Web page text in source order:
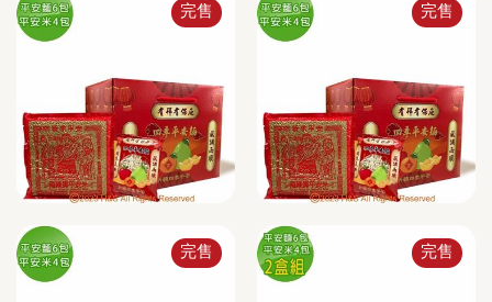
完售 完售
完售 完售